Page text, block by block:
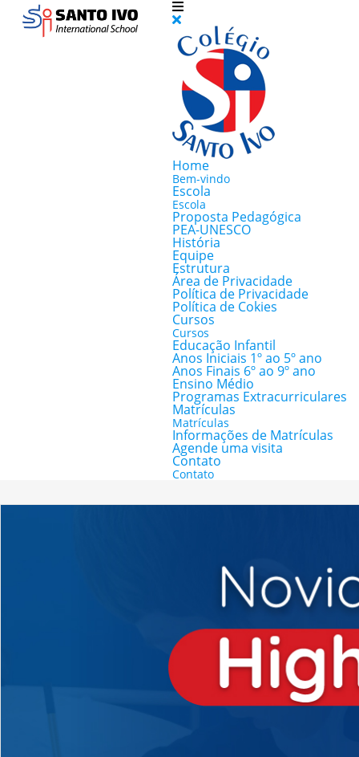
Home
Bem-vindo
Escola
Escola
Proposta Pedagógica
PEA-UNESCO
História
Equipe
Estrutura
Área de Privacidade
Política de Privacidade
Política de Cokies
Cursos
Cursos
Educação Infantil
Anos Iniciais 1º ao 5º ano
Anos Finais 6º ao 9º ano
Ensino Médio
Programas Extracurriculares
Matrículas
Matrículas
Informações de Matrículas
Agende uma visita
Contato
Contato